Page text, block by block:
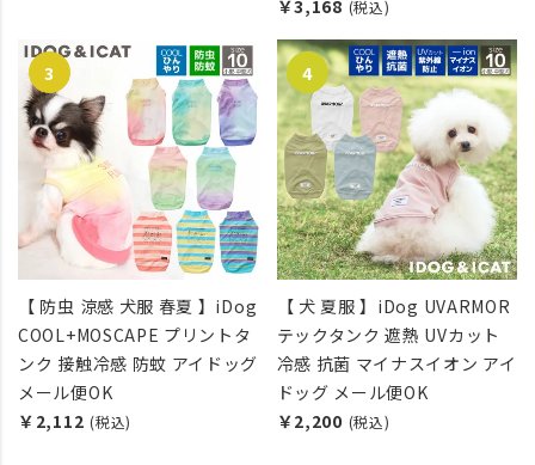
￥3,168 (税込)
【 防虫 涼感 犬服 春夏 】iDog
COOL+MOSCAPE プリントタ
ンク 接触冷感 防蚊 アイドッグ
メール便OK
￥2,112 (税込)
【 犬 夏服 】iDog UVARMOR
テックタンク 遮熱 UVカット
冷感 抗菌 マイナスイオン アイ
ドッグ メール便OK
￥2,200 (税込)